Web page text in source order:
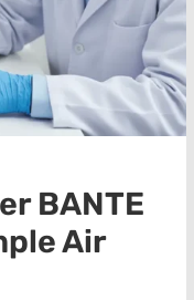
BANTE
Air